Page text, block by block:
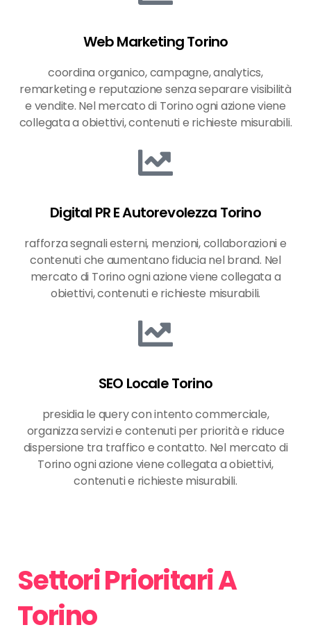
Web Marketing Torino
coordina organico, campagne, analytics,
remarketing e reputazione senza separare visibilità
e vendite. Nel mercato di Torino ogni azione viene
collegata a obiettivi, contenuti e richieste misurabili.
Digital PR E Autorevolezza Torino
rafforza segnali esterni, menzioni, collaborazioni e
contenuti che aumentano fiducia nel brand. Nel
mercato di Torino ogni azione viene collegata a
obiettivi, contenuti e richieste misurabili.
SEO Locale Torino
presidia le query con intento commerciale,
organizza servizi e contenuti per priorità e riduce
dispersione tra traffico e contatto. Nel mercato di
Torino ogni azione viene collegata a obiettivi,
contenuti e richieste misurabili.
Settori Prioritari A
Torino